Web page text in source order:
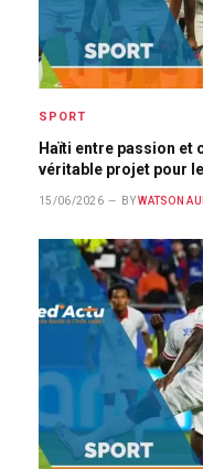
SPORT
Haïti entre passion et
véritable projet pour
15/06/2026 BY WATSON